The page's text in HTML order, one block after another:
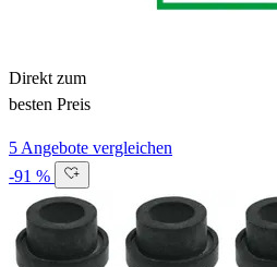
Direkt zum
besten Preis
5 Angebote vergleichen
-91 %